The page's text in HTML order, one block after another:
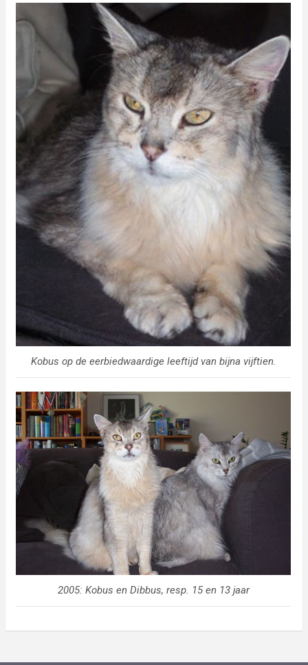
Kobus op de eerbiedwaardige leeftijd van bijna vijftien.
2005: Kobus en Dibbus, resp. 15 en 13 jaar